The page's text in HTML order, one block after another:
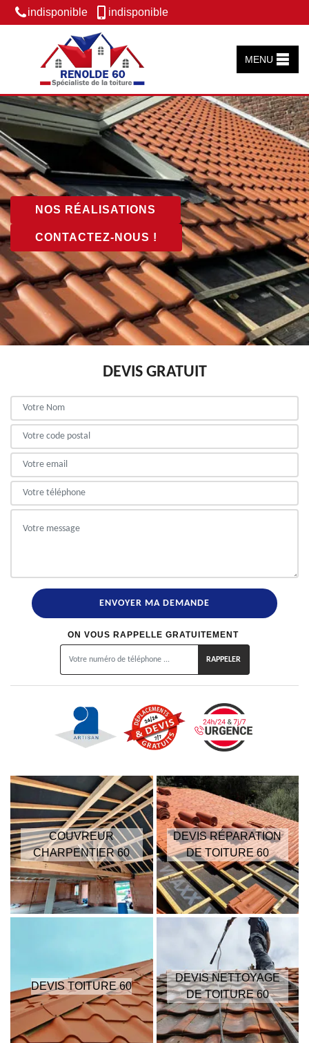
indisponible indisponible
MENU
NOS RÉALISATIONS
CONTACTEZ-NOUS !
DEVIS GRATUIT
ON VOUS RAPPELLE GRATUITEMENT
COUVREUR
CHARPENTIER 60
DEVIS RÉPARATION
DE TOITURE 60
DEVIS TOITURE 60
DEVIS NETTOYAGE
DE TOITURE 60